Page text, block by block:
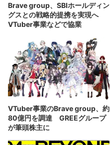
Brave group、SBIホールディン
グスとの戦略的提携を実現へ
VTuber事業などで協業
VTuber事業のBrave group、約
80億円を調達 GREEグループ
が筆頭株主に